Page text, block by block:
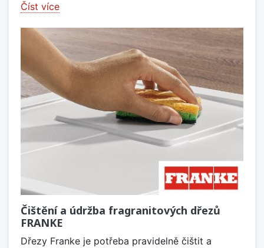
Číst více
Čištění a údržba fragranitových dřezů
FRANKE
Dřezy Franke je potřeba pravidelně čištit a